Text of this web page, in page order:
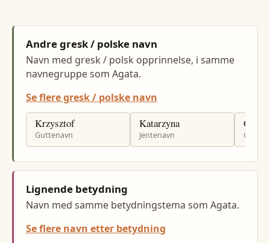
Andre gresk / polske navn
Navn med gresk / polsk opprinnelse, i samme
navnegruppe som Agata.
Se flere gresk / polske navn
Krzysztof
Guttenavn
Katarzyna
Jentenavn
Lignende betydning
Navn med samme betydningstema som Agata.
Se flere navn etter betydning